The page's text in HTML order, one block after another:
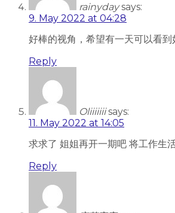
rainyday says:
9. May 2022 at 04:28
好棒的视角，希望有一天可以看到
Reply
Oliiiiiii says:
11. May 2022 at 14:05
求求了 姐姐再开一期吧 将工作生
Reply